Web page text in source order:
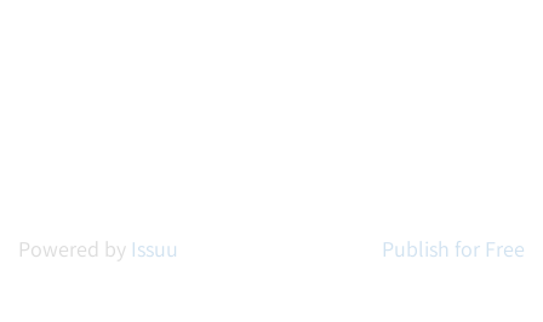
Powered by Issuu Publish for Free